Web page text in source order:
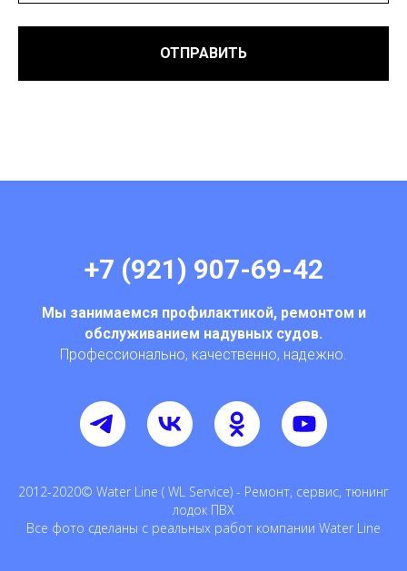
ОТПРАВИТЬ
+7 (921) 907-69-42
Мы занимаемся профилактикой, ремонтом и
обслуживанием надувных судов.
Профессионально, качественно, надежно.
2012-2020© Water Line ( WL Service) - Ремонт, сервис, тюнинг
лодок ПВХ
Все фото сделаны с реальных работ компании Water Line